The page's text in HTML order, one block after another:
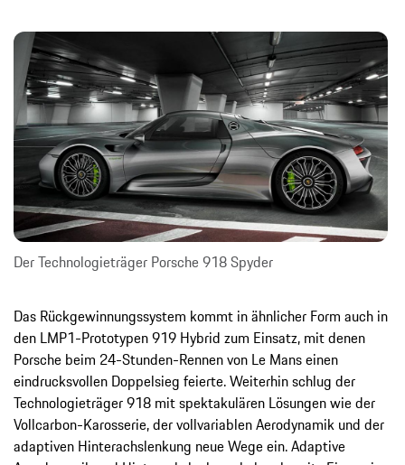
Der Technologieträger Porsche 918 Spyder
Das Rückgewinnungssystem kommt in ähnlicher Form auch in
den LMP1-Prototypen 919 Hybrid zum Einsatz, mit denen
Porsche beim 24-Stunden-Rennen von Le Mans einen
eindrucksvollen Doppelsieg feierte. Weiterhin schlug der
Technologieträger 918 mit spektakulären Lösungen wie der
Vollcarbon-Karosserie, der vollvariablen Aerodynamik und der
adaptiven Hinterachslenkung neue Wege ein. Adaptive